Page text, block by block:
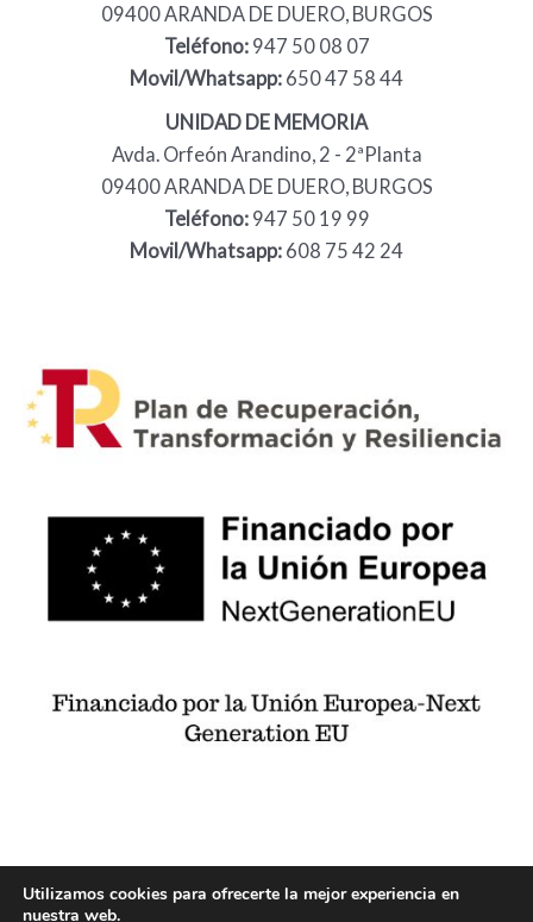
09400 ARANDA DE DUERO, BURGOS
Teléfono: 947 50 08 07
Movil/Whatsapp: 650 47 58 44
UNIDAD DE MEMORIA
Avda. Orfeón Arandino, 2 - 2ªPlanta
09400 ARANDA DE DUERO, BURGOS
Teléfono: 947 50 19 99
Movil/Whatsapp: 608 75 42 24
© 2023 Desarrollado por
Utilizamos cookies para ofrecerte la mejor experiencia en
nuestra web.